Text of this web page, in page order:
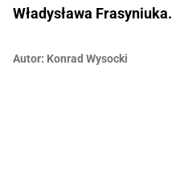
Władysława Frasyniuka.
Autor: Konrad Wysocki